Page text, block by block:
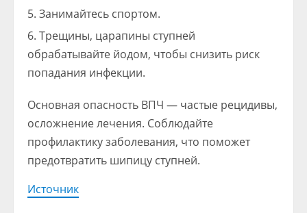
Занимайтесь спортом.
Трещины, царапины ступней
обрабатывайте йодом, чтобы снизить риск
попадания инфекции.
Основная опасность ВПЧ — частые рецидивы,
осложнение лечения. Соблюдайте
профилактику заболевания, что поможет
предотвратить шипицу ступней.
Источник